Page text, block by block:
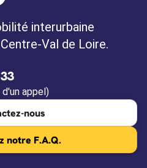
interurbaine
Val de Loire.
appel)
nous
notre F.A.Q.